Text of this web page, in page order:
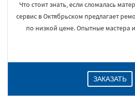
Что стоит знать, если сломалась
сервис в Октябрьском предлагает
по низкой цене. Опытные мастера
ЗАКАЗАТЬ